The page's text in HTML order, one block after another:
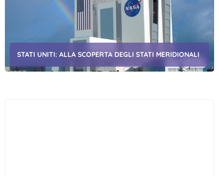
STATI UNITI: ALLA SCOPERTA DEGLI STATI MERIDIONALI